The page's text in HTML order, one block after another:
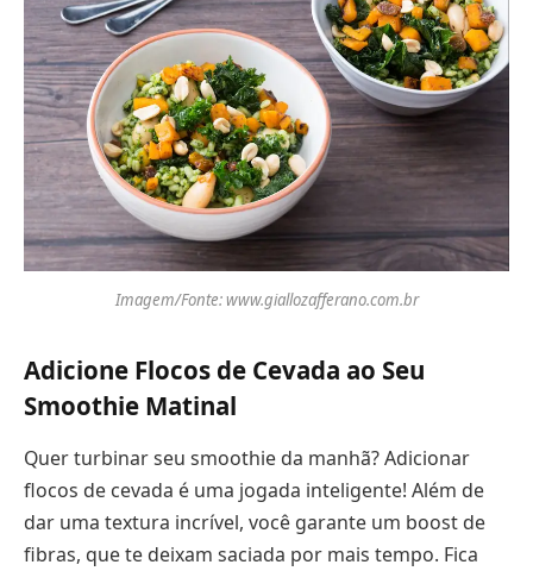
Imagem/Fonte: www.giallozafferano.com.br
Adicione Flocos de Cevada ao Seu
Smoothie Matinal
Quer turbinar seu smoothie da manhã? Adicionar
flocos de cevada é uma jogada inteligente! Além de
dar uma textura incrível, você garante um boost de
fibras, que te deixam saciada por mais tempo. Fica